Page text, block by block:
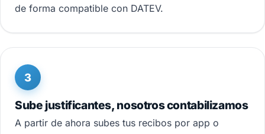
de forma compatible con DATEV.
3
Sube justificantes, nosotros contabilizamos
A partir de ahora subes tus recibos por app o